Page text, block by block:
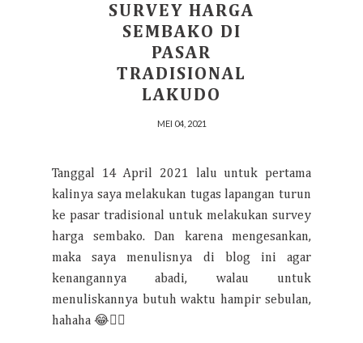
SURVEY HARGA
SEMBAKO DI
PASAR
TRADISIONAL
LAKUDO
MEI 04, 2021
Tanggal 14 April 2021 lalu untuk pertama
kalinya saya melakukan tugas lapangan turun
ke pasar tradisional untuk melakukan survey
harga sembako. Dan karena mengesankan,
maka saya menulisnya di blog ini agar
kenangannya abadi, walau untuk
menuliskannya butuh waktu hampir sebulan,
hahaha 😂🤦‍♀️